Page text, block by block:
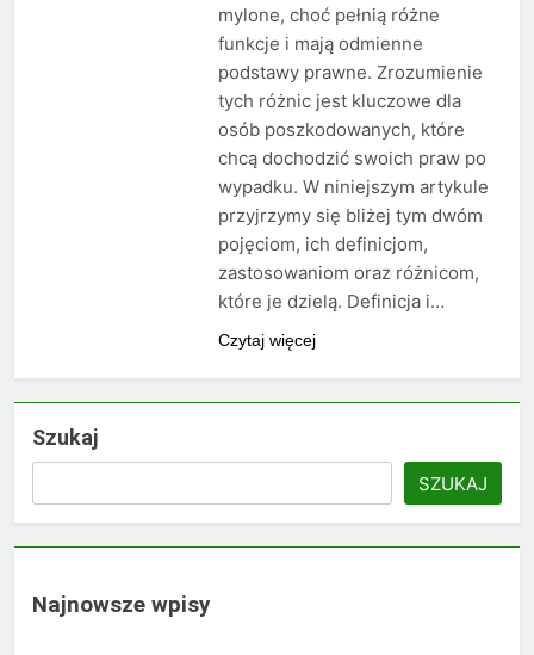
mylone, choć pełnią różne
funkcje i mają odmienne
podstawy prawne. Zrozumienie
tych różnic jest kluczowe dla
osób poszkodowanych, które
chcą dochodzić swoich praw po
wypadku. W niniejszym artykule
przyjrzymy się bliżej tym dwóm
pojęciom, ich definicjom,
zastosowaniom oraz różnicom,
które je dzielą. Definicja i…
Czytaj więcej
Szukaj
SZUKAJ
Najnowsze wpisy